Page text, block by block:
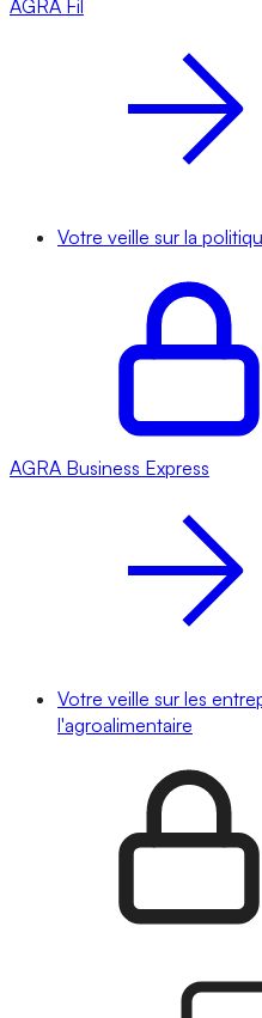
AGRA Fil
Votre veille sur la
AGRA Business Express
Votre veille sur les
l'agroalimentaire